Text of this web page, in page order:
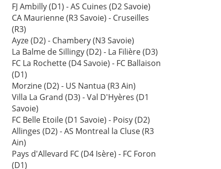
FJ Ambilly (D1) - AS Cuines (D2 Savoie)
CA Maurienne (R3 Savoie) - Cruseilles
(R3)
Ayze (D2) - Chambery (N3 Savoie)
La Balme de Sillingy (D2) - La Filière (D3)
FC La Rochette (D4 Savoie) - FC Ballaison
(D1)
Morzine (D2) - US Nantua (R3 Ain)
Villa La Grand (D3) - Val D'Hyères (D1
Savoie)
FC Belle Etoile (D1 Savoie) - Poisy (D2)
Allinges (D2) - AS Montreal la Cluse (R3
Ain)
Pays d'Allevard FC (D4 Isère) - FC Foron
(D1)